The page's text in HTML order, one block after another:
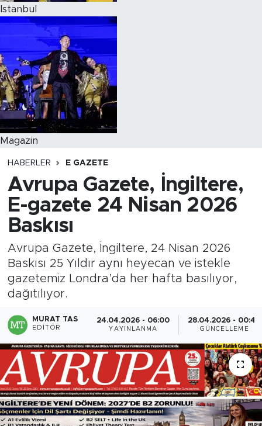
Istanbul
Magazin
HABERLER E GAZETE
Avrupa Gazete, İngiltere,
E-gazete 24 Nisan 2026
Baskısı
Avrupa Gazete, İngiltere, 24 Nisan 2026
Baskısı 25 Yıldır aynı heyecan ve istekle
gazetemiz Londra’da her hafta basılıyor,
dağıtılıyor.
MURAT TAS
EDITÖR
24.04.2026 - 06:00
YAYINLANMA
28.04.2026 - 00:44
GÜNCELLEME